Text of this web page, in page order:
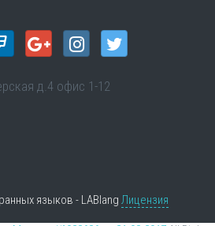
д.4 офис 1-12
языков - LABlang Лицензия